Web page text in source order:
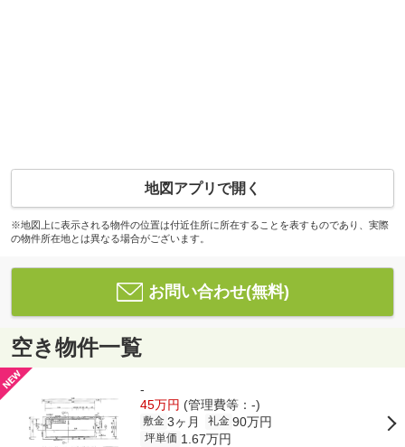
地図アプリで開く
※地図上に表示される物件の位置は付近住所に所在することを表すものであり、実際
の物件所在地とは異なる場合がございます。
お問い合わせ(無料)
空き物件一覧
-
45万円 (管理費等：-)
敷金 3ヶ月 礼金 90万円
坪単価 1.67万円